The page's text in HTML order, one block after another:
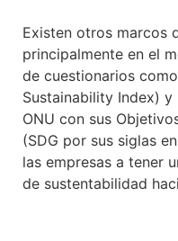
Existen otros marcos
principalmente en el
de cuestionarios
Sustainability Index) y
ONU con sus
(SDG por sus siglas
las empresas a tener
de sustentabilidad